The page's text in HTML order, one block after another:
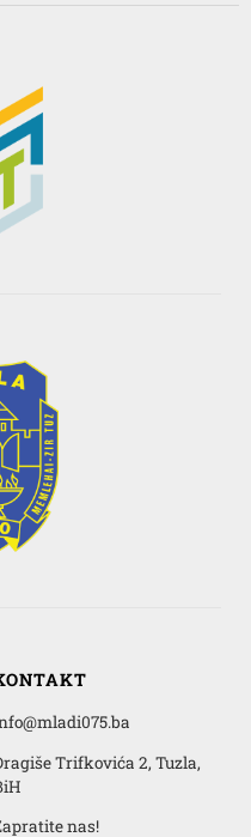
Trifkovića 2, Tuzla,
nas!